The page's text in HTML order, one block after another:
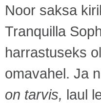
Noor saksa
Tranquilla
harrastuseks
omavahel. Ja
on tarvis, laul